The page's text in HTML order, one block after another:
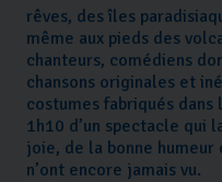
rêves, des îles
même aux pieds des
chanteurs, comédiens
chansons originales et
costumes fabriqués
1h10 d’un spectacle qui
joie, de la bonne humeur
n’ont encore jamais vu.